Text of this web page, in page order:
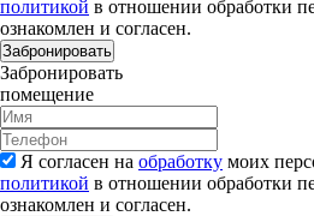
политикой в отношении обработки
ознакомлен и согласен.
Забронировать
Забронировать
помещение
Я согласен на обработку моих
политикой в отношении обработки
ознакомлен и согласен.